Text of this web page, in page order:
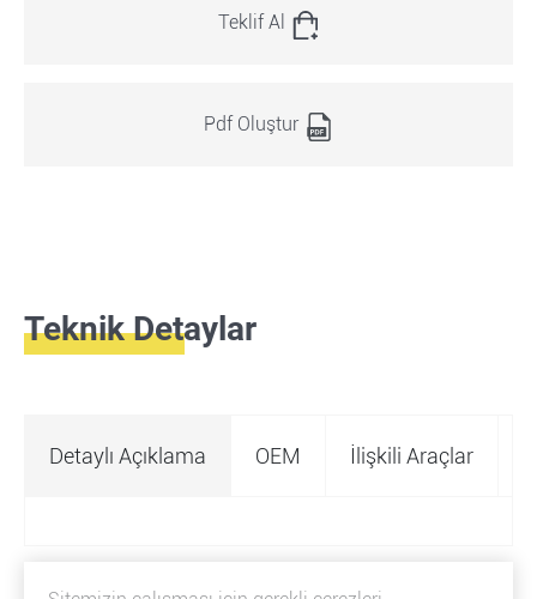
Teklif Al
Pdf Oluştur
Teknik Detaylar
Detaylı Açıklama OEM İlişkili Araçlar